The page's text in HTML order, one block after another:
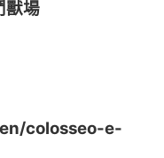
獸場
colosseo-e-